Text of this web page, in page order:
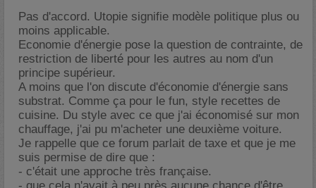
Pas d'accord. Utopie signifie modèle politique plus ou
moins applicable.
Economie d'énergie pose la question de contrainte, de
restriction de liberté pour les autres au nom d'un
principe supérieur.
A moins que l'on discute d'économie d'énergie sans
substrat. Comme ça pour le fun, style recettes de
cuisine. Du style avec ce que j'ai économisé sur mon
chauffage, j'ai pu m'acheter une deuxième voiture.
Je rappelle que ce forum parlait de taxe et que je me
suis permise de dire que :
- c'était une approche très française.